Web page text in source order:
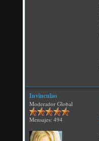
Invinculao
Moderador Global
Mensajes: 494